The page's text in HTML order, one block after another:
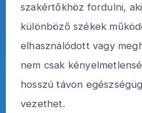
szakértőkhöz fordulni,
különböző székek
elhasználódott vagy
nem csak
hosszú távon
vezethet.